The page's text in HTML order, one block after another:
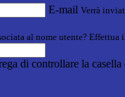
E-mail Verrà
al nome utente? Effettua
di controllare la casella